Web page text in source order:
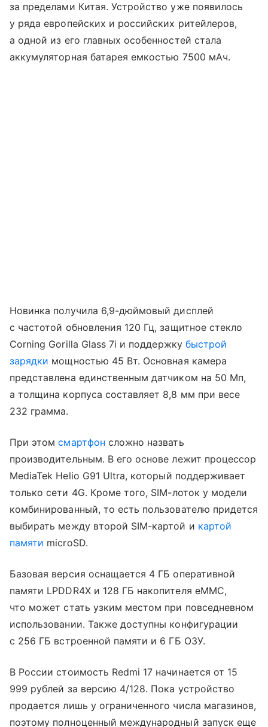
за пределами Китая. Устройство уже появилось
у ряда европейских и российских ритейлеров,
а одной из его главных особенностей стала
аккумуляторная батарея емкостью 7500 мАч.
Новинка получила 6,9-дюймовый дисплей
с частотой обновления 120 Гц, защитное стекло
Corning Gorilla Glass 7i и поддержку быстрой
зарядки мощностью 45 Вт. Основная камера
представлена единственным датчиком на 50 Мп,
а толщина корпуса составляет 8,8 мм при весе
232 грамма.
При этомсмартфон сложно назвать
производительным. В его основе лежит процессор
MediaTek Helio G91 Ultra, который поддерживает
только сети 4G. Кроме того, SIM-лоток у модели
комбинированный, то есть пользователю придется
выбирать между второй SIM-картой и картой
памяти microSD.
Базовая версия оснащается 4 ГБ оперативной
памяти LPDDR4X и 128 ГБ накопителя eMMC,
что может стать узким местом при повседневном
использовании. Также доступны конфигурации
с 256 ГБ встроенной памяти и 6 ГБ ОЗУ.
В России стоимость Redmi 17 начинается от 15
999 рублей за версию 4/128. Пока устройство
продается лишь у ограниченного числа магазинов,
поэтому полноценный международный запуск еще